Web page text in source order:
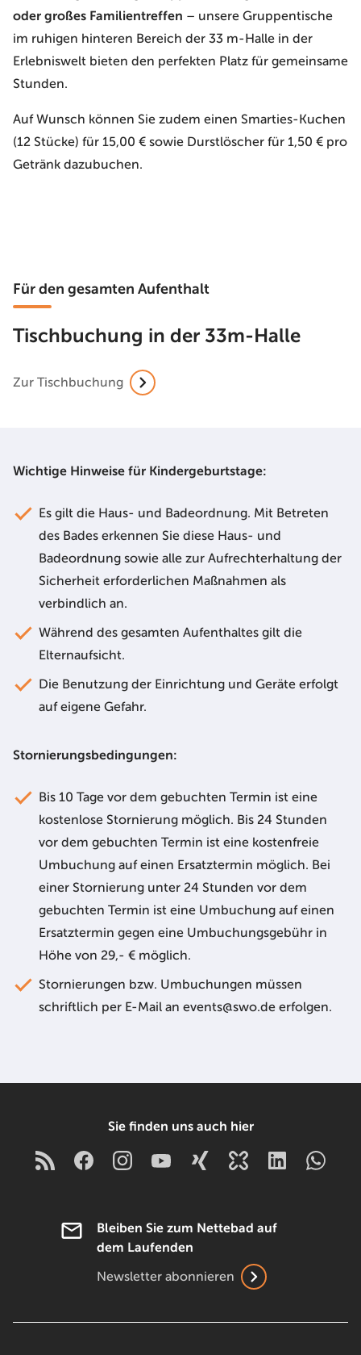
oder großes Familientreffen – unsere Gruppentische
im ruhigen hinteren Bereich der 33 m-Halle in der
Erlebniswelt bieten den perfekten Platz für gemeinsame
Stunden.
Auf Wunsch können Sie zudem einen Smarties-Kuchen
(12 Stücke) für 15,00 € sowie Durstlöscher für 1,50 € pro
Getränk dazubuchen.
Für den gesamten Aufenthalt
Tischbuchung in der 33m-Halle
Zur Tischbuchung
Wichtige Hinweise für Kindergeburtstage:
Es gilt die Haus- und Badeordnung. Mit Betreten
des Bades erkennen Sie diese Haus- und
Badeordnung sowie alle zur Aufrechterhaltung der
Sicherheit erforderlichen Maßnahmen als
verbindlich an.
Während des gesamten Aufenthaltes gilt die
Elternaufsicht.
Die Benutzung der Einrichtung und Geräte erfolgt
auf eigene Gefahr.
Stornierungsbedingungen:
Bis 10 Tage vor dem gebuchten Termin ist eine
kostenlose Stornierung möglich. Bis 24 Stunden
vor dem gebuchten Termin ist eine kostenfreie
Umbuchung auf einen Ersatztermin möglich. Bei
einer Stornierung unter 24 Stunden vor dem
gebuchten Termin ist eine Umbuchung auf einen
Ersatztermin gegen eine Umbuchungsgebühr in
Höhe von 29,- € möglich.
Stornierungen bzw. Umbuchungen müssen
schriftlich per E-Mail an events@swo.de erfolgen.
Sie finden uns auch hier
Bleiben Sie zum Nettebad auf
dem Laufenden
Newsletter abonnieren